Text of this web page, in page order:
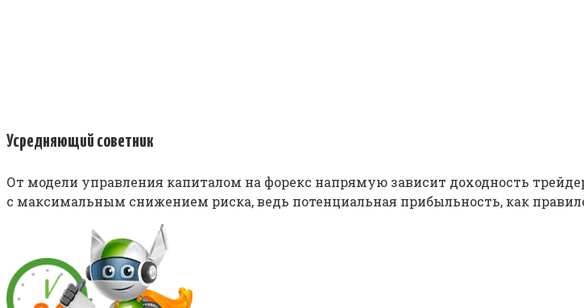
Усредняющий советник
От модели управления капиталом на форекс напрямую зависит доходность
с максимальным снижением риска, ведь потенциальная прибыльность, как